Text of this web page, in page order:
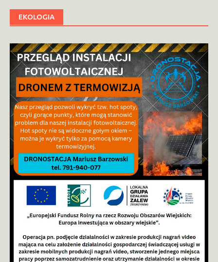
EKOLOGIA